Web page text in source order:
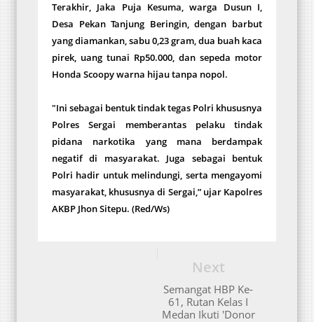
Terakhir, Jaka Puja Kesuma, warga Dusun I,
Desa Pekan Tanjung Beringin, dengan barbut
yang diamankan, sabu 0,23 gram, dua buah kaca
pirek, uang tunai Rp50.000, dan sepeda motor
Honda Scoopy warna hijau tanpa nopol.
"Ini sebagai bentuk tindak tegas Polri khususnya
Polres Sergai memberantas pelaku tindak
pidana narkotika yang mana berdampak
negatif di masyarakat. Juga sebagai bentuk
Polri hadir untuk melindungi, serta mengayomi
masyarakat, khususnya di Sergai,” ujar Kapolres
AKBP Jhon Sitepu. (Red/Ws)
Next
Semangat HBP Ke-
61, Rutan Kelas I
Medan Ikuti 'Donor